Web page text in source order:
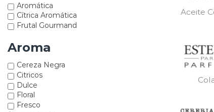
Aceite
Aromática
Cítrica Aromática
Frutal Gourmand
Aroma
Cereza Negra
Citricos
Dulce
Floral
Fresco